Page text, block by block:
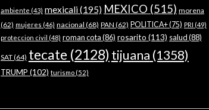
ambiente (43) mexicali(195) MEXICO (515) morena
(62) mujeres (46) nacional (68) PAN (62) POLITICA+(75) PRI (49)
proteccion civil (48) roman cota(86) rosarito (113) salud(88)
SAT(64) tecate (2128) tijuana (1358)
TRUMP (102) turismo(52)